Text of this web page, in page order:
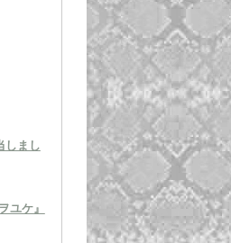
しまし
ユケ』